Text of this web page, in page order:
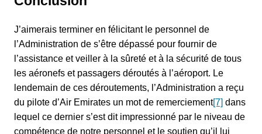
J’aimerais terminer en félicitant le personnel de
l’Administration de s’être dépassé pour fournir de
l’assistance et veiller à la sûreté et à la sécurité de tous
les aéronefs et passagers déroutés à l’aéroport. Le
lendemain de ces déroutements, l’Administration a reçu
du pilote d’Air Emirates un mot de remerciement[7] dans
lequel ce dernier s’est dit impressionné par le niveau de
compétence de notre personnel et le soutien qu’il lui